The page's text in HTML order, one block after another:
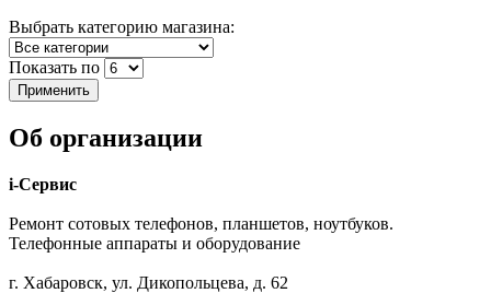
Выбрать категорию магазина:
Показать по
Об организации
i-Сервис
Ремонт сотовых телефонов, планшетов, ноутбуков.
Телефонные аппараты и оборудование
г. Хабаровск, ул. Дикопольцева, д. 62